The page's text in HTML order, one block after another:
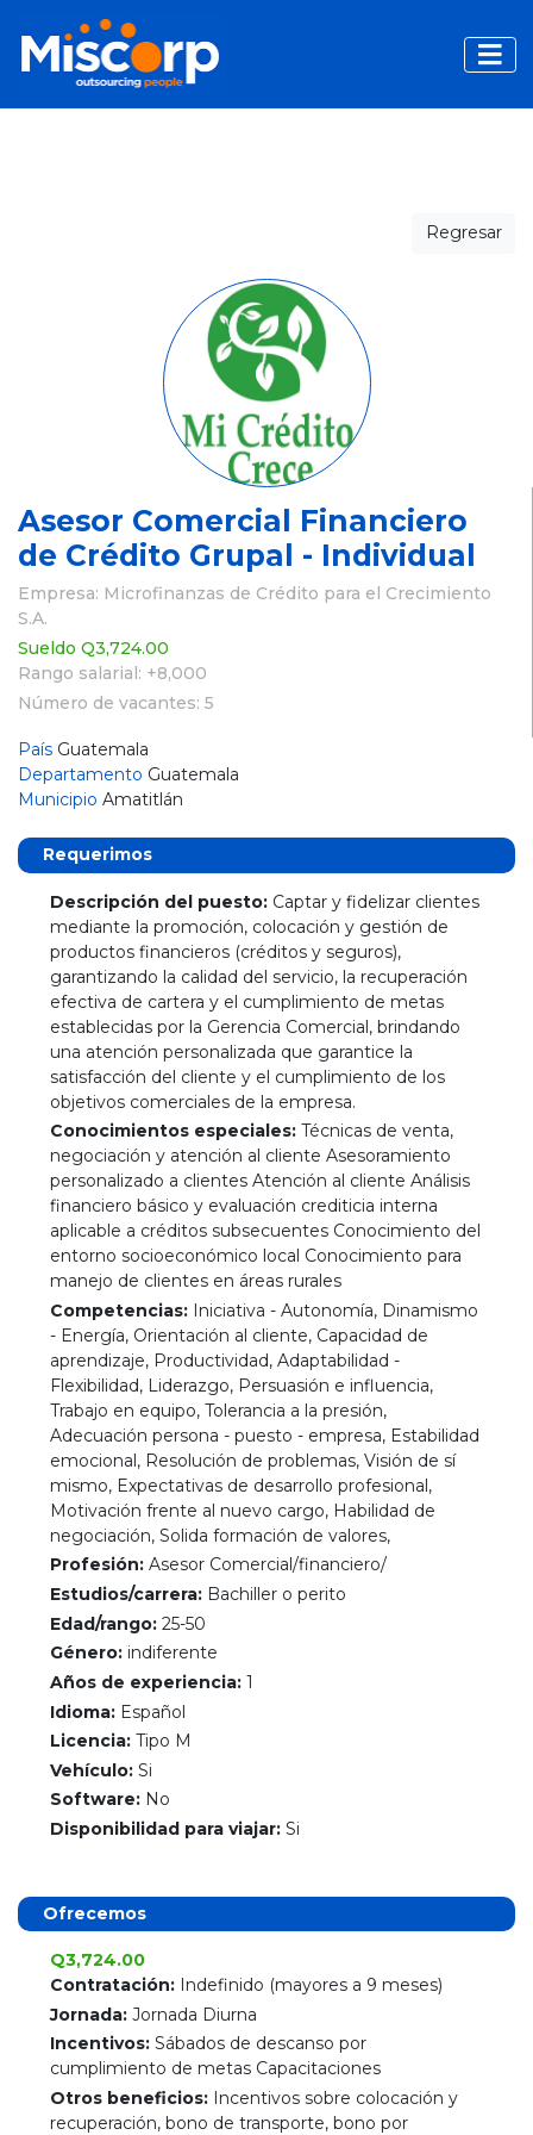
Regresar
Asesor Comercial Financiero
de Crédito Grupal - Individual
Empresa: Microfinanzas de Crédito para el Crecimiento
S.A.
Sueldo Q3,724.00
Rango salarial: +8,000
Número de vacantes: 5
País Guatemala
Departamento Guatemala
Municipio Amatitlán
Requerimos
Descripción del puesto: Captar y fidelizar clientes
mediante la promoción, colocación y gestión de
productos financieros (créditos y seguros),
garantizando la calidad del servicio, la recuperación
efectiva de cartera y el cumplimiento de metas
establecidas por la Gerencia Comercial, brindando
una atención personalizada que garantice la
satisfacción del cliente y el cumplimiento de los
objetivos comerciales de la empresa.
Conocimientos especiales: Técnicas de venta,
negociación y atención al cliente Asesoramiento
personalizado a clientes Atención al cliente Análisis
financiero básico y evaluación crediticia interna
aplicable a créditos subsecuentes Conocimiento del
entorno socioeconómico local Conocimiento para
manejo de clientes en áreas rurales
Competencias: Iniciativa - Autonomía, Dinamismo
- Energía, Orientación al cliente, Capacidad de
aprendizaje, Productividad, Adaptabilidad -
Flexibilidad, Liderazgo, Persuasión e influencia,
Trabajo en equipo, Tolerancia a la presión,
Adecuación persona - puesto - empresa, Estabilidad
emocional, Resolución de problemas, Visión de sí
mismo, Expectativas de desarrollo profesional,
Motivación frente al nuevo cargo, Habilidad de
negociación, Solida formación de valores,
Profesión: Asesor Comercial/financiero/
Estudios/carrera: Bachiller o perito
Edad/rango: 25-50
Género: indiferente
Años de experiencia: 1
Idioma: Español
Licencia: Tipo M
Vehículo: Si
Software: No
Disponibilidad para viajar: Si
Ofrecemos
Q3,724.00
Contratación: Indefinido (mayores a 9 meses)
Jornada: Jornada Diurna
Incentivos: Sábados de descanso por
cumplimiento de metas Capacitaciones
Otros beneficios: Incentivos sobre colocación y
recuperación, bono de transporte, bono por